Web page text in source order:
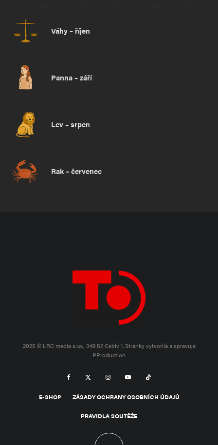
Váhy – říjen
Panna – září
Lev – srpen
Rak – červenec
2025 © LRC media s.r.o., 349 52 Cebiv 1.Stránky vytvořila a spravuje
PProduction
E-SHOP ZÁSADY OCHRANY OSOBNÍCH ÚDAJŮ
PRAVIDLA SOUTĚŽE